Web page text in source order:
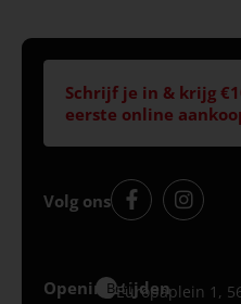
Schrijf je in & krijg
eerste online
Volg ons
Openingstijden
Best
Europaplein 1,